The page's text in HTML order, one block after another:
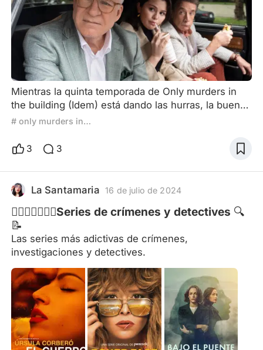
Mientras la quinta temporada de Only murders in
the building (Idem) está dando las hurras, la buena
noticia es que la serie protagonizada por Steve
temporada confirmada. Y es una buena noticia a
en las últimas temporadas, básicamente porque
esta creación del propio Martin junto a John
Hoffman se h
# only murders in the building
3 3
La Santamaria 16 de julio de 2024
🕵🏻‍♀️🕵🏽🕵‍♂️Series de crímenes y detectives 🔍
📝
Las series más adictivas de crímenes,
investigaciones y detectives.